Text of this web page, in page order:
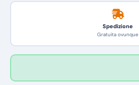
Spedizione
Gratuita ovunque